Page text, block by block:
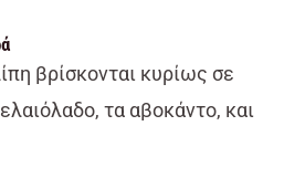
βρίσκονται κυρίως σε
τα αβοκάντο, και